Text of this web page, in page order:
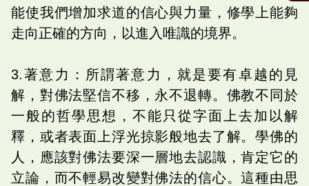
能使我們增加求道的信心與力量，修學上能夠
走向正確的方向，以進入唯識的境界。
3.著意力：所謂著意力，就是要有卓越的見
解，對佛法堅信不移，永不退轉。佛教不同於
一般的哲學思想，不能只從字面上去加以解
釋，或者表面上浮光掠影般地去了解。學佛的
人，應該對佛法要深一層地去認識，肯定它的
立論，而不輕易改變對佛法的信心。這種由思